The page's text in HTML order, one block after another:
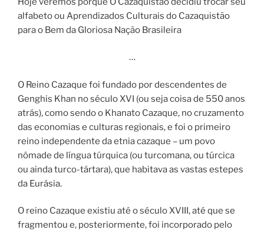
alfabeto ou Aprendizados Culturais do Cazaquistão
para o Bem da Gloriosa Nação Brasileira
…
O Reino Cazaque foi fundado por descendentes de
Genghis Khan no século XVI (ou seja coisa de 550 anos
atrás), como sendo o Khanato Cazaque, no cruzamento
das economias e culturas regionais, e foi o primeiro
reino independente da etnia cazaque – um povo
nômade de língua túrquica (ou turcomana, ou túrcica
ou ainda turco-tártara), que habitava as vastas estepes
da Eurásia.
O reino Cazaque existiu até o século XVIII, até que se
fragmentou e, posteriormente, foi incorporado pelo